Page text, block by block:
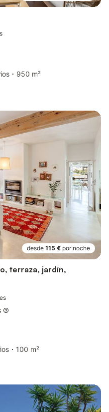
950 m²
desde 115 € por noche
terraza, jardín,
100 m²